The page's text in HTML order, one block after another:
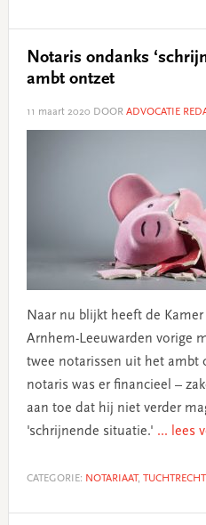
Notaris ondanks
ambt ontzet
11 maart 2020 DOOR ADVOCATIE
Naar nu blijkt heeft de
Arnhem-Leeuwarden vorige
twee notarissen uit het ambt
notaris was er financieel –
aan toe dat hij niet verder
'schrijnende situatie.' ... lees
CATEGORIE: NOTARIAAT, TUCHTRECHT